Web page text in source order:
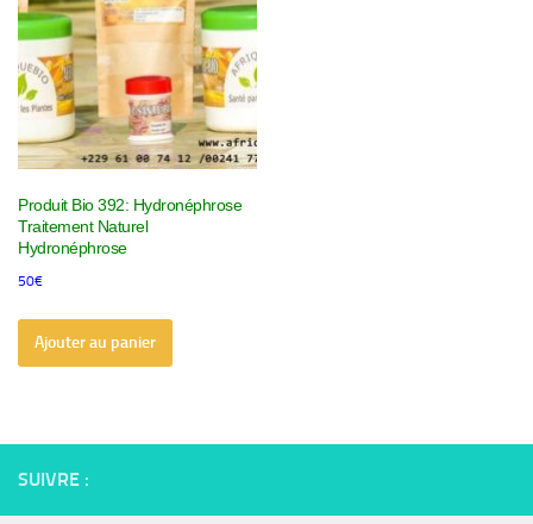
Produit Bio 392: Hydronéphrose
Traitement Naturel
Hydronéphrose
50€
Ajouter au panier
SUIVRE :